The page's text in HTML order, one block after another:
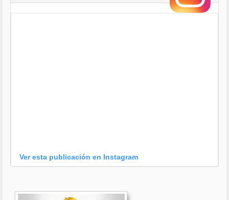
Ver esta publicación en Instagram